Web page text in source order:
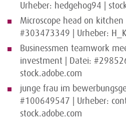
Urheber: hedgehog94 |
Microscope head on
#303473349 | Urheber:
Businessmen teamwork
investment | Datei:
stock.adobe.com
junge frau im
#100649547 | Urheber:
stock.adobe.com